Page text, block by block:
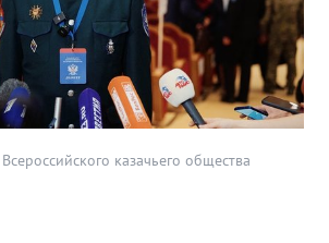
казачьего общества